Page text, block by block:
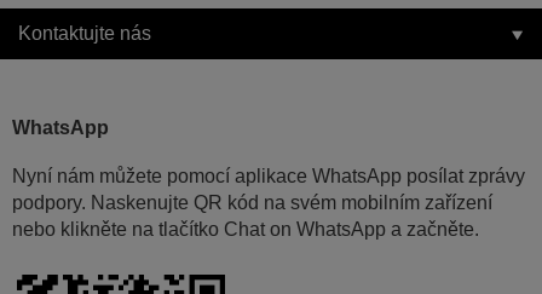
Kontaktujte nás
WhatsApp
Nyní nám můžete pomocí aplikace WhatsApp posílat zprávy
podpory. Naskenujte QR kód na svém mobilním zařízení
nebo klikněte na tlačítko Chat on WhatsApp a začněte.